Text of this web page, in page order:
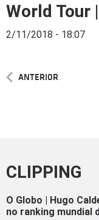
World Tour
2/11/2018 - 18:07
ANTERIOR
CLIPPING
O Globo | Hugo
no ranking mundial